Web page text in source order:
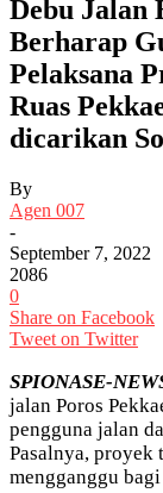
Debu Jalan
Berharap
Pelaksana
Ruas
dicarikan
By
Agen 007
-
September 7, 2022
2086
0
Share on Facebook
Tweet on Twitter
SPIONASE-
jalan Poros
pengguna jalan
Pasalnya, proyek
mengganggu